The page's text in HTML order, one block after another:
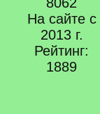
На сайте с
2013 г.
Рейтинг:
1889